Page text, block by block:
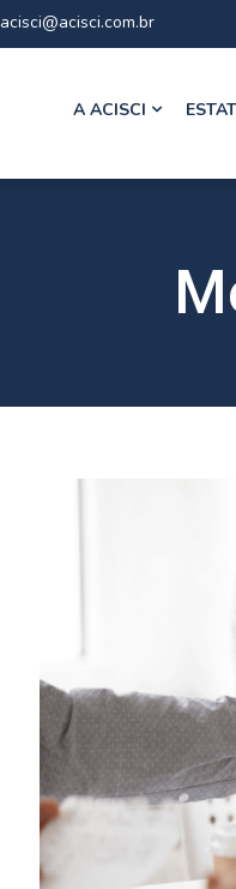
acisci@acisci.com.br
A ACISCI